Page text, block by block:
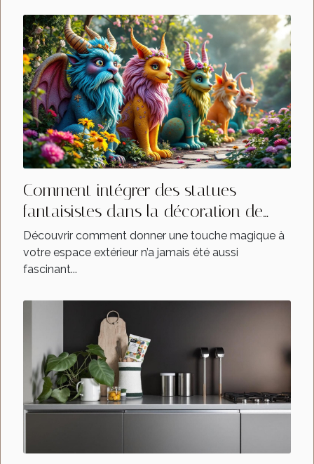
Comment intégrer des statues
fantaisistes dans la décoration de
jardin ?
Découvrir comment donner une touche magique à
votre espace extérieur n’a jamais été aussi
fascinant...